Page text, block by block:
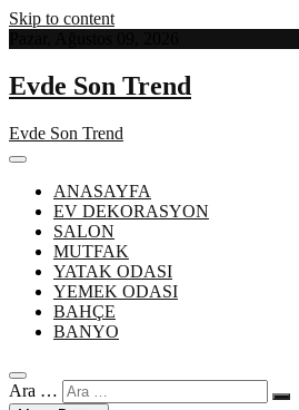
Skip to content
Evde Son Trend
Evde Son Trend
ANASAYFA
EV DEKORASYON
SALON
MUTFAK
YATAK ODASI
YEMEK ODASI
BAHÇE
BANYO
Ara …